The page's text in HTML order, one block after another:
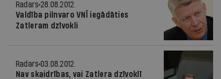
Radars 28.08.2012.
Valdība pilnvaro VNĪ iegādāties
Zatleram dzīvokli
Radars 03.08.2012.
Nav skaidrības, vai Zatlera dzīvoklī